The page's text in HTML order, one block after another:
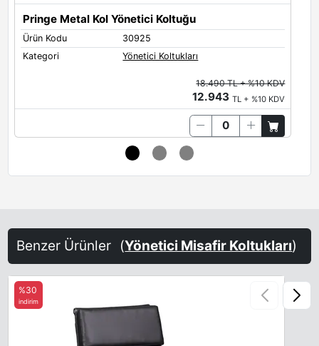
Pringe Metal Kol Yönetici Koltuğu
Ürün Kodu
30925
Kategori
Yönetici Koltukları
18.490 TL + %10 KDV
12.943TL + %10 KDV
Benzer Ürünler (Yönetici Misafir Koltukları)
%30
indirim